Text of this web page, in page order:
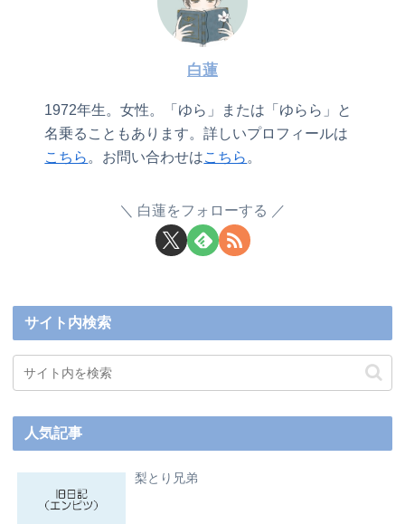
白蓮
1972年生。女性。「ゆら」または「ゆらら」と
名乗ることもあります。詳しいプロフィールは
こちら。お問い合わせはこちら。
白蓮をフォローする
サイト内検索
人気記事
梨とり兄弟